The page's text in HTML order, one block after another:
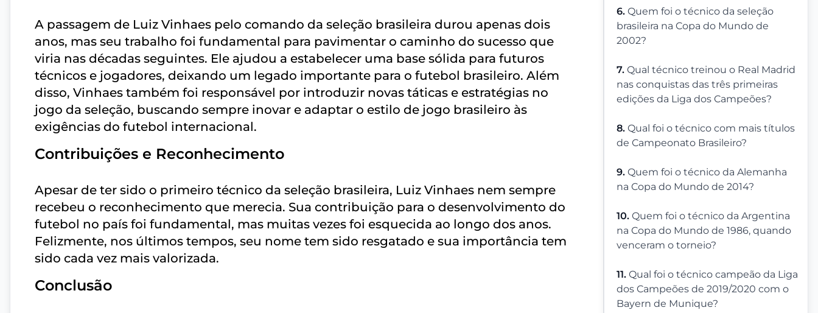
6. Quem foi o técnico da seleção
brasileira na Copa do Mundo de
2002?
7. Qual técnico treinou o Real Madrid
nas conquistas das três primeiras
edições da Liga dos Campeões?
8. Qual foi o técnico com mais títulos
de Campeonato Brasileiro?
9. Quem foi o técnico da Alemanha
na Copa do Mundo de 2014?
10. Quem foi o técnico da Argentina
na Copa do Mundo de 1986, quando
venceram o torneio?
11. Qual foi o técnico campeão da Liga
dos Campeões de 2019/2020 com o
Bayern de Munique?
A passagem de Luiz Vinhaes pelo comando da seleção brasileira durou apenas dois
anos, mas seu trabalho foi fundamental para pavimentar o caminho do sucesso que
viria nas décadas seguintes. Ele ajudou a estabelecer uma base sólida para futuros
técnicos e jogadores, deixando um legado importante para o futebol brasileiro. Além
disso, Vinhaes também foi responsável por introduzir novas táticas e estratégias no
jogo da seleção, buscando sempre inovar e adaptar o estilo de jogo brasileiro às
exigências do futebol internacional.
Contribuições e Reconhecimento
Apesar de ter sido o primeiro técnico da seleção brasileira, Luiz Vinhaes nem sempre
recebeu o reconhecimento que merecia. Sua contribuição para o desenvolvimento do
futebol no país foi fundamental, mas muitas vezes foi esquecida ao longo dos anos.
Felizmente, nos últimos tempos, seu nome tem sido resgatado e sua importância tem
sido cada vez mais valorizada.
Conclusão